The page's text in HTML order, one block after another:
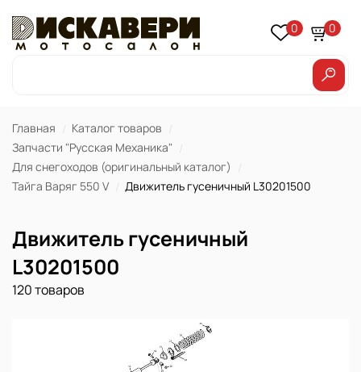
0 0
Главная
Каталог товаров
Запчасти "Русская Механика"
Для снегоходов (оригинальный каталог)
Тайга Варяг 550 V
Движитель гусеничный L30201500
Движитель гусеничный
L30201500
120 товаров